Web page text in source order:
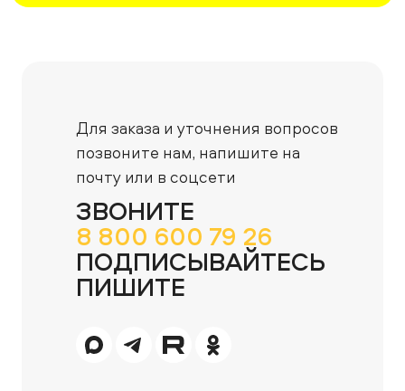
Для заказа и уточнения вопросов
позвоните нам, напишите на
почту или в соцсети
ЗВОНИТЕ
8 800 600 79 26
ПОДПИСЫВАЙТЕСЬ
ПИШИТЕ